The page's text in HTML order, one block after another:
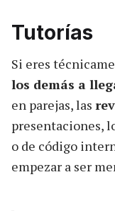
Tutorías
Si eres
los demás a
en parejas, las
presentaciones,
o de código
empezar a ser